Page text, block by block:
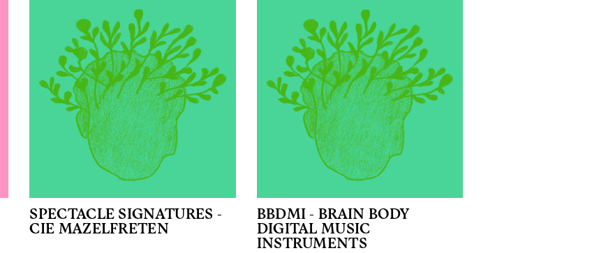
SPECTACLE SIGNATURES -
CIE MAZELFRETEN
BBDMI - BRAIN BODY
DIGITAL MUSIC
INSTRUMENTS